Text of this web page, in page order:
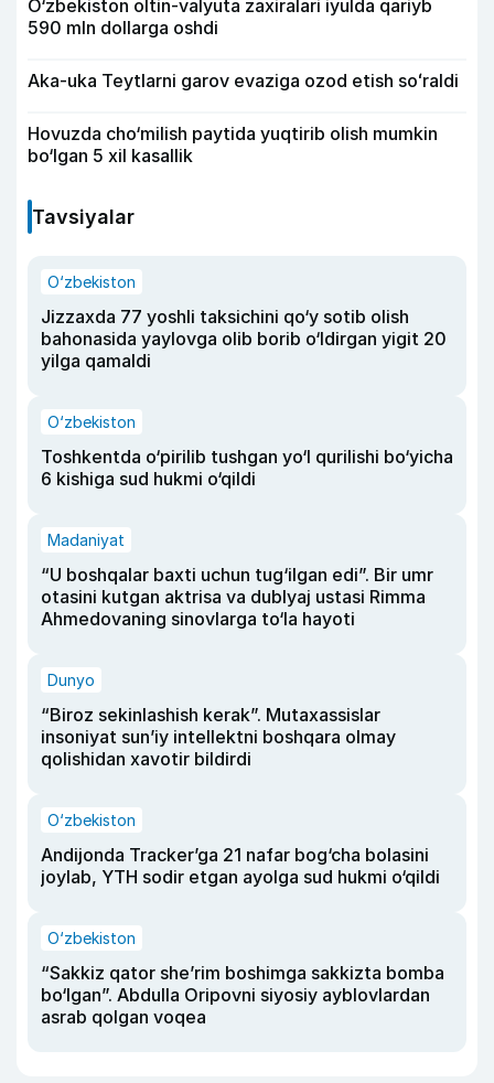
O‘zbekiston oltin-valyuta zaxiralari iyulda qariyb
590 mln dollarga oshdi
Aka-uka Teytlarni garov evaziga ozod etish soʻraldi
Hovuzda cho‘milish paytida yuqtirib olish mumkin
bo‘lgan 5 xil kasallik
Tavsiyalar
O‘zbekiston
Jizzaxda 77 yoshli taksichini qo‘y sotib olish
bahonasida yaylovga olib borib o‘ldirgan yigit 20
yilga qamaldi
O‘zbekiston
Toshkentda o‘pirilib tushgan yo‘l qurilishi bo‘yicha
6 kishiga sud hukmi o‘qildi
Madaniyat
“U boshqalar baxti uchun tug‘ilgan edi”. Bir umr
otasini kutgan aktrisa va dublyaj ustasi Rimma
Ahmedovaning sinovlarga to‘la hayoti
Dunyo
“Biroz sekinlashish kerak”. Mutaxassislar
insoniyat sun’iy intellektni boshqara olmay
qolishidan xavotir bildirdi
O‘zbekiston
Andijonda Tracker’ga 21 nafar bog‘cha bolasini
joylab, YTH sodir etgan ayolga sud hukmi o‘qildi
O‘zbekiston
“Sakkiz qator she’rim boshimga sakkizta bomba
bo‘lgan”. Abdulla Oripovni siyosiy ayblovlardan
asrab qolgan voqea